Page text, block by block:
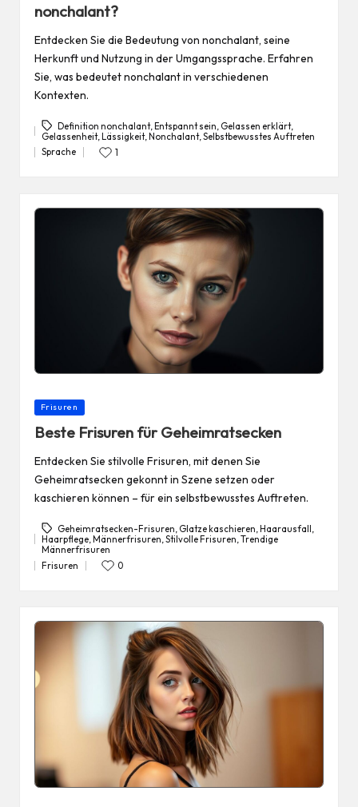
nonchalant?
Entdecken Sie die Bedeutung von nonchalant, seine
Herkunft und Nutzung in der Umgangssprache. Erfahren
Sie, was bedeutet nonchalant in verschiedenen
Kontexten.
Tags:
Definition nonchalant,Entspannt sein Gelassen erklärt,
Gelassenheit, Lässigkeit, Nonchalant, Selbstbewusstes Auftreten
Posted
Sprache 1
Posted
Frisuren
Beste Frisuren für Geheimratsecken
Entdecken Sie stilvolle Frisuren, mit denen Sie
Geheimratsecken gekonnt in Szene setzen oder
kaschieren können – für ein selbstbewusstes Auftreten.
Tags:
Geheimratsecken-Frisuren, Glatze kaschieren, Haarausfall ,
Haarpflege, Männerfrisuren,Stilvolle Frisuren,Trendige
Männerfrisuren
Posted
Frisuren 0